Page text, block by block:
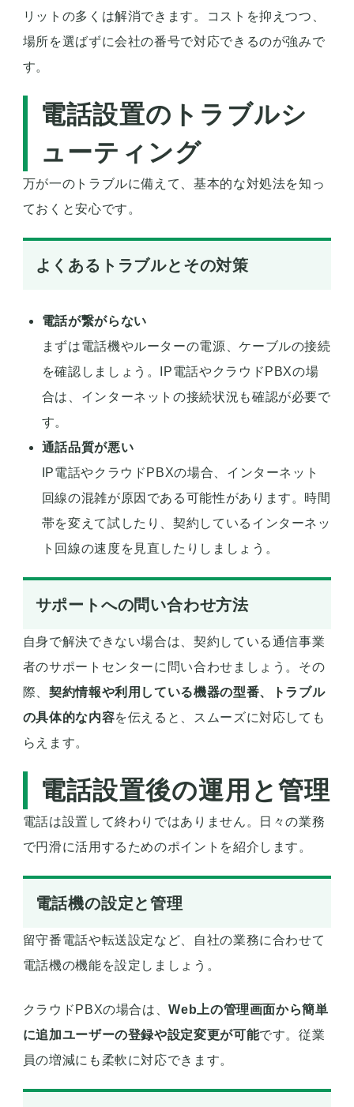
リットの多くは解消できます。コストを抑えつつ、
場所を選ばずに会社の番号で対応できるのが強みで
す。
電話設置のトラブルシ
ューティング
万が一のトラブルに備えて、基本的な対処法を知っ
ておくと安心です。
よくあるトラブルとその対策
電話が繋がらない
まずは電話機やルーターの電源、ケーブルの接続
を確認しましょう。IP電話やクラウドPBXの場
合は、インターネットの接続状況も確認が必要で
す。
通話品質が悪い
IP電話やクラウドPBXの場合、インターネット
回線の混雑が原因である可能性があります。時間
帯を変えて試したり、契約しているインターネッ
ト回線の速度を見直したりしましょう。
サポートへの問い合わせ方法
自身で解決できない場合は、契約している通信事業
者のサポートセンターに問い合わせましょう。その
際、 契約情報や利用している機器の型番、トラブル
の具体的な内容を伝えると、スムーズに対応しても
らえます。
電話設置後の運用と管理
電話は設置して終わりではありません。日々の業務
で円滑に活用するためのポイントを紹介します。
電話機の設定と管理
留守番電話や転送設定など、自社の業務に合わせて
電話機の機能を設定しましょう。
クラウドPBXの場合は、Web上の管理画面から簡単
に追加ユーザーの登録や設定変更が可能です。従業
員の増減にも柔軟に対応できます。